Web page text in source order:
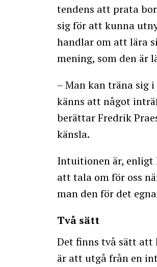
tendens att prata
sig för att kunna
handlar om att lära
mening, som den är
– Man kan träna sig
känns att något
berättar Fredrik
känsla.
Intuitionen är, enligt
att tala om för oss
man den för det
Två sätt
Det finns två sätt att
är att utgå från en